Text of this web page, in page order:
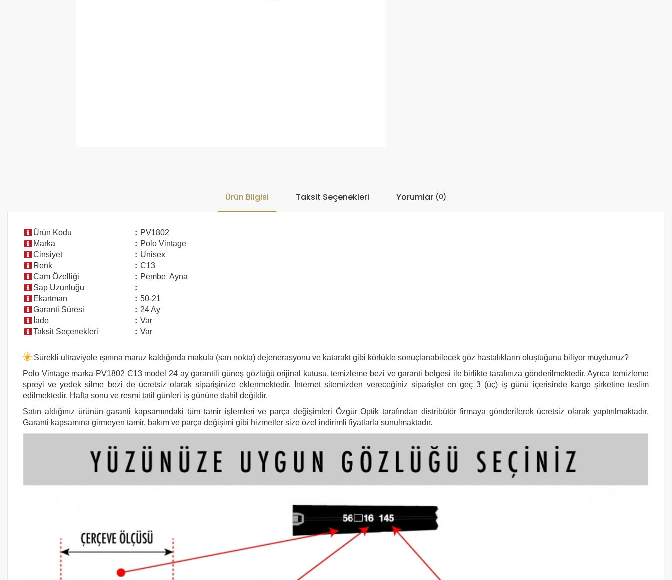
Ürün Bilgisi Taksit Seçenekleri Yorumlar (0)
Ürün Kodu : PV1802
Marka
: Polo Vintage
Cinsiyet
: Unisex
Renk
: C13
Cam Özelliği
: Pembe Ayna
Sap Uzunluğu
:
Ekartman
: 50-21
Garanti Süresi
: 24 Ay
İade
: Var
Taksit Seçenekleri
: Var
Sürekli ultraviyole ışınına maruz kaldığında makula (sarı nokta) dejenerasyonu ve katarakt gibi körlükle sonuçlanabilecek göz hastalıkların oluştuğunu biliyor muydunuz?
Polo Vintage marka PV1802 C13 model 24 ay garantili güneş gözlüğü orijinal kutusu, temizleme bezi ve garanti belgesi ile birlikte tarafınıza gönderilmektedir. Ayrıca temizleme
spreyi ve yedek silme bezi de ücretsiz olarak siparişinize eklenmektedir. İnternet sitemizden vereceğiniz siparişler en geç 3 (üç) iş günü içerisinde kargo şirketine teslim
edilmektedir. Hafta sonu ve resmi tatil günleri iş gününe dahil değildir.
Satın aldığınız ürünün garanti kapsamındaki tüm tamir işlemleri ve parça değişimleri Özgür Optik tarafından distribütör firmaya gönderilerek ücretsiz olarak yaptırılmaktadır.
Garanti kapsamına girmeyen tamir, bakım ve parça değişimi gibi hizmetler size özel indirimli fiyatlarla sunulmaktadır.